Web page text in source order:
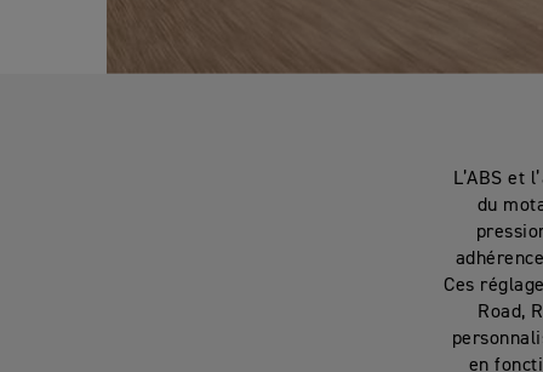
L’ABS et
du
Ces
Road,
en